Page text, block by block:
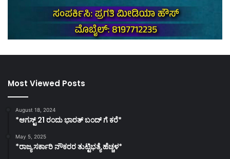
Most Viewed Posts
August 18, 2024
*ಆಗಸ್ಟ್ 21 ರಂದು ಭಾರತ್‌ ಬಂದ್‌ ಗೆ ಕರೆ*
May 5, 2025
*ರಾಜ್ಯ ಸರ್ಕಾರಿ ನೌಕರರ ತುಟ್ಟಿಭತ್ಯೆ ಹೆಚ್ಚಳ*